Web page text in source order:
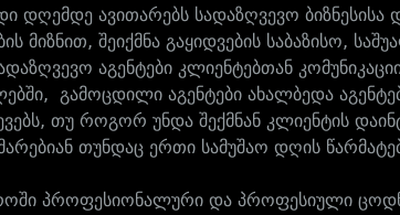
დღემდე ავითარებს სადაზღვევო ბიზნესისა
შეიქმნა გაყიდვების საბაზისო,
აგენტები კლიენტებთან
გამოცდილი აგენტები ახალბედა
თუ როგორ უნდა შექმნან კლიენტის
თუნდაც ერთი სამუშაო დღის
პროფესიონალური და პროფესიული